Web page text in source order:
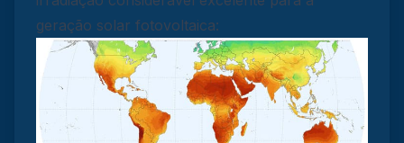
geração solar fotovoltaica: